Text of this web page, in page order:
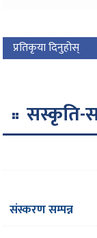
प्रतिकृया दिनुहोस्
सस्कृति-
संस्करण सम्पन्न